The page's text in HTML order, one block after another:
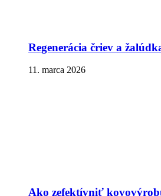
Regenerácia čriev a
11. marca 2026
Ako zefektívniť